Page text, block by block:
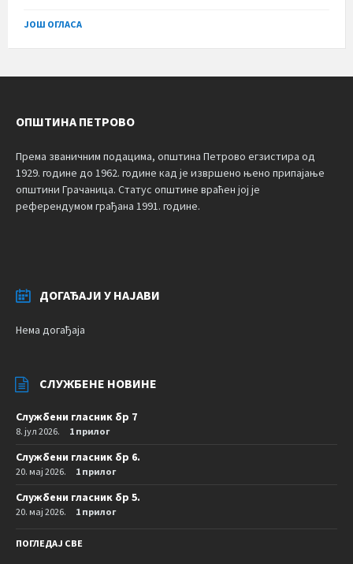
ЈОШ ОГЛАСА
ОПШТИНА ПЕТРОВО
Према званичним подацима, општина Петрово егзистира од
1929. године до 1962. године кад је извршено њено припајање
општини Грачаница. Статус општине враћен јој је
референдумом грађана 1991. године.
ДОГАЂАЈИ У НАЈАВИ
Нема догађаја
СЛУЖБЕНЕ НОВИНЕ
Службени гласник бр 7
8. јул 2026. 1 прилог
Службени гласник бр 6.
20. мај 2026. 1 прилог
Службени гласник бр 5.
20. мај 2026. 1 прилог
ПОГЛЕДАЈ СВЕ